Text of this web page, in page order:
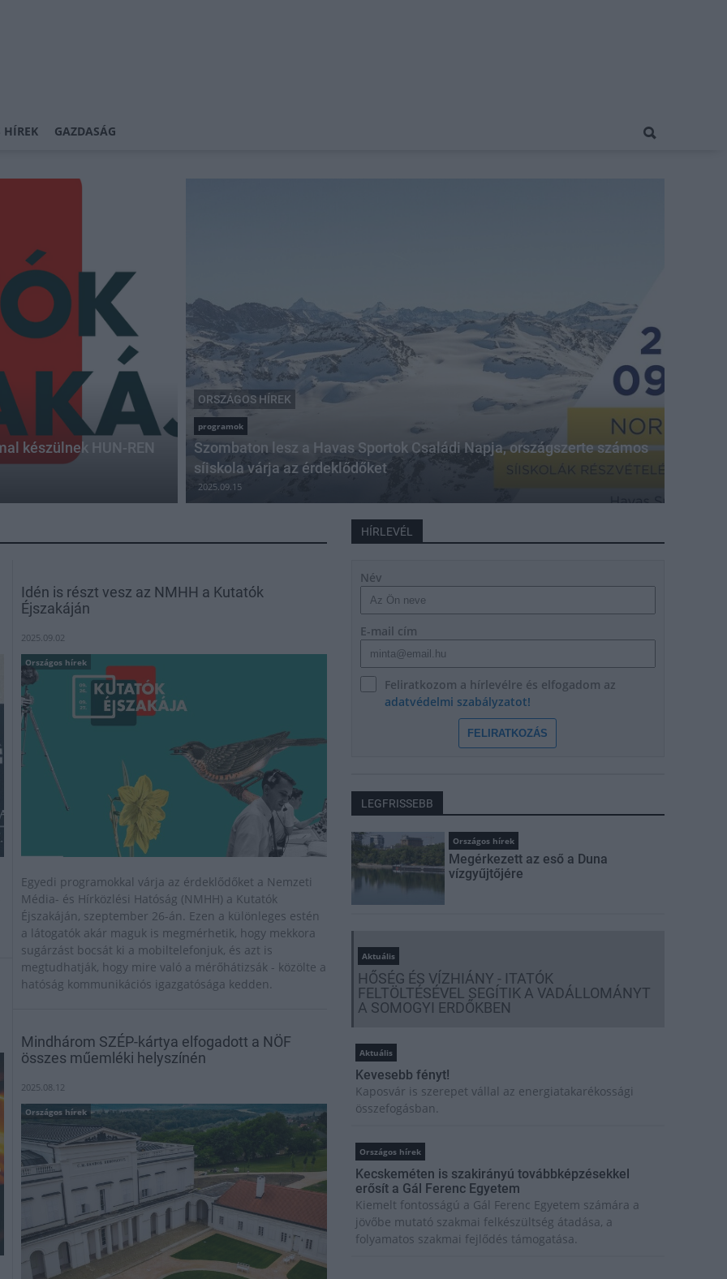
HÍREK GAZDASÁG
készülnek HUN-REN
ORSZÁGOS HÍREK
programok
Szombaton lesz a Havas Sportok Családi Napja, országszerte számos
síiskola várja az érdeklődőket
2025.09.15
Idén is részt vesz az NMHH a Kutatók
Éjszakáján
2025.09.02
Országos hírek
Egyedi programokkal várja az érdeklődőket a Nemzeti
Média- és Hírközlési Hatóság (NMHH) a Kutatók
Éjszakáján, szeptember 26-án. Ezen a különleges estén
a látogatók akár maguk is megmérhetik, hogy mekkora
sugárzást bocsát ki a mobiltelefonjuk, és azt is
megtudhatják, hogy mire való a mérőhátizsák - közölte a
hatóság kommunikációs igazgatósága kedden.
Mindhárom SZÉP-kártya elfogadott a NÖF
összes műemléki helyszínén
2025.08.12
Országos hírek
HÍRLEVÉL
Név
E-mail cím
Feliratkozom a hírlevélre és elfogadom az
adatvédelmi szabályzatot!
FELIRATKOZÁS
LEGFRISSEBB
Országos hírek
Megérkezett az eső a Duna
vízgyűjtőjére
Aktuális
HŐSÉG ÉS VÍZHIÁNY - ITATÓK
FELTÖLTÉSÉVEL SEGÍTIK A VADÁLLOMÁNYT
A SOMOGYI ERDŐKBEN
Aktuális
Kevesebb fényt!
Kaposvár is szerepet vállal az energiatakarékossági
összefogásban.
Országos hírek
Kecskeméten is szakirányú továbbképzésekkel
erősít a Gál Ferenc Egyetem
Kiemelt fontosságú a Gál Ferenc Egyetem számára a
jövőbe mutató szakmai felkészültség átadása, a
folyamatos szakmai fejlődés támogatása.